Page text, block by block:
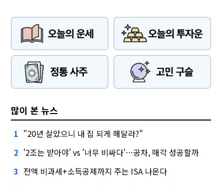
많이 본 뉴스
1 "20년 살았으니 내 집 되게 해달라?"
2 '2조는 받아야' vs '너무 비싸다'…공차, 매각 성공할까
3 전액 비과세+소득공제까지 주는 ISA 나온다